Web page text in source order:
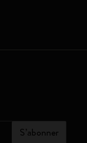
S’abonner